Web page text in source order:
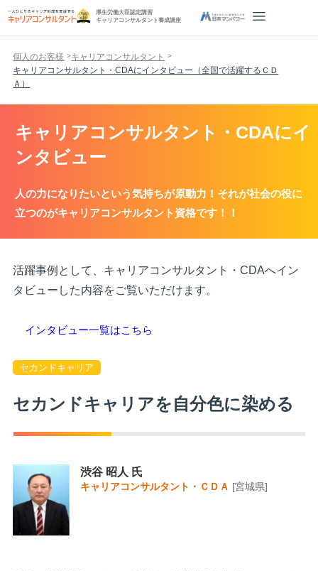
厚生労働大臣認定講習
キャリアコンサルタント養成講座
個人のお客様
キャリアコンサルタント
キャリアコンサルタント・CDAにインタビュー（全国で活躍するＣＤ
Ａ）
キャリアコンサルタント・CDAにイ
ンタビュー
人の力になりたいという気持ちが原動力！それが社会の役に
立つのがキャリアコンサルタント資格です！！
活躍事例として、キャリアコンサルタント・CDAへイン
タビューした内容をご覧いただけます。
インタビュー一覧はこちら
セカンドキャリアを自分色に染める
セカンドキャリア
渋谷 昭人 氏
キャリアコンサルタント・ＣＤＡ [宮城県]